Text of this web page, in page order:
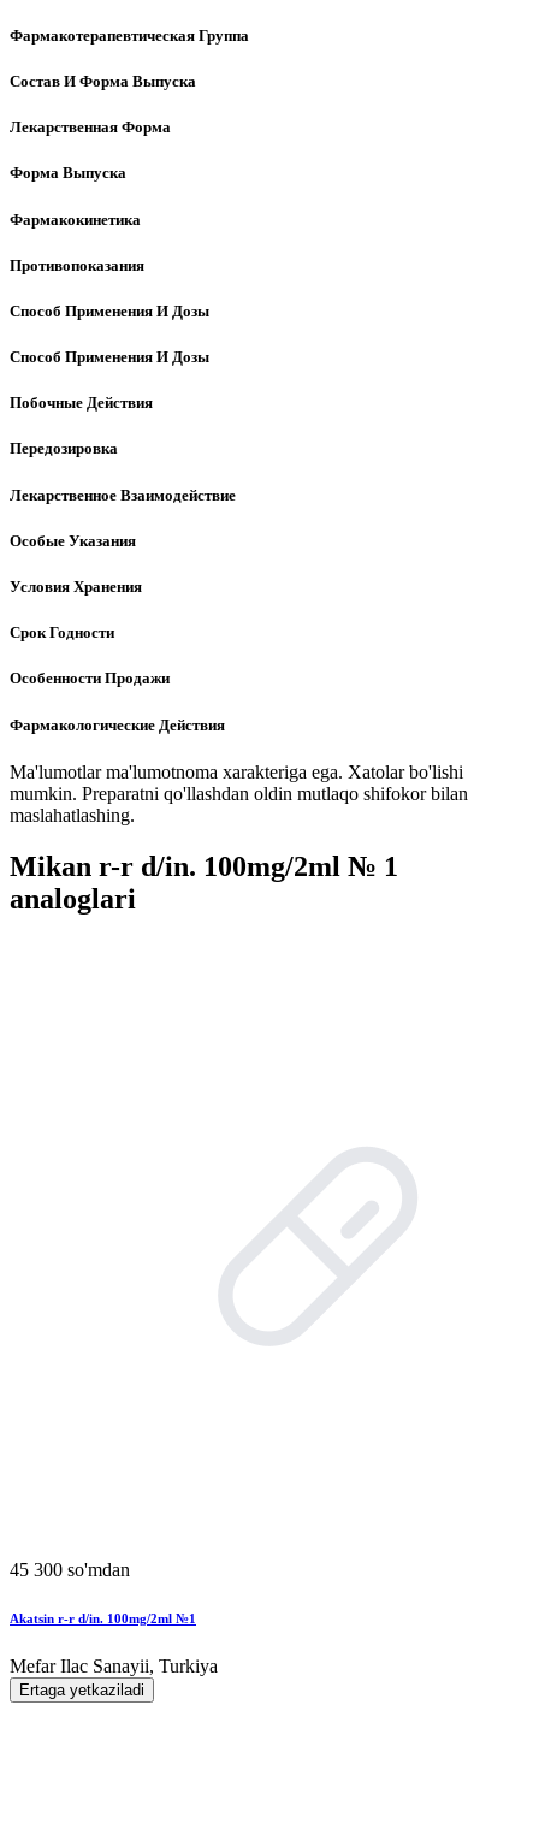
Фармакотерапевтическая Группа
Состав И Форма Выпуска
Лекарственная Форма
Форма Выпуска
Фармакокинетика
Противопоказания
Способ Применения И Дозы
Способ Применения И Дозы
Побочные Действия
Передозировка
Лекарственное Взаимодействие
Особые Указания
Условия Хранения
Срок Годности
Особенности Продажи
Фармакологические Действия
Ma'lumotlar ma'lumotnoma xarakteriga ega. Xatolar bo'lishi
mumkin. Preparatni qo'llashdan oldin mutlaqo shifokor bilan
maslahatlashing.
Mikan r-r d/in. 100mg/2ml № 1
analoglari
45 300 so'mdan
Akatsin r-r d/in. 100mg/2ml №1
Mefar Ilac Sanayii, Turkiya
Ertaga yetkaziladi